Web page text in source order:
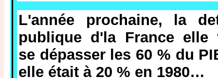
L'année prochaine, la
publique d'la France elle
se dépasser les 60 % du
elle était à 20 % en 1980…